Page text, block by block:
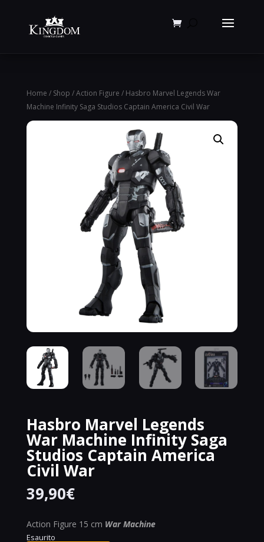
Home / Shop /Action Figure / Hasbro Marvel Legends War
Machine Infinity Saga Studios Captain America Civil War
Hasbro Marvel Legends
War Machine Infinity Saga
Studios Captain America
Civil War
39,90€
Action Figure 15 cm War Machine
Esaurito